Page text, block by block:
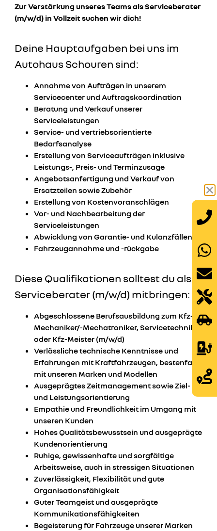
Zur Verstärkung unseres Teams als Serviceberater
(m/w/d) in Vollzeit suchen wir dich!
Deine Hauptaufgaben bei uns im
Autohaus Schouren sind:
Annahme von Aufträgen in unserem
Servicecenter und Auftragskoordination
Beratung und Verkauf unserer
Serviceleistungen
Service- und vertriebsorientierte
Bedarfsanalyse
Erstellung von Serviceaufträgen inklusive
Leistungs-, Preis- und Terminzusage
Angebotsanfertigung und Verkauf von
Ersatzteilen sowie Zubehör
Erstellung von Kostenvoranschlägen
Vor- und Nachbearbeitung der
Serviceleistungen
Abwicklung von Garantie- und Kulanzfällen
Fahrzeugannahme und -rückgabe
Diese Qualifikationen solltest du als
Serviceberater (m/w/d) mitbringen:
Abgeschlossene Berufsausbildung zum Kfz-
Mechaniker/-Mechatroniker, Servicetechniker
oder Kfz-Meister (m/w/d)
Verlässliche technische Kenntnisse und
Erfahrungen mit Kraftfahrzeugen, bestenfalls
mit unseren Marken und Modellen
Ausgeprägtes Zeitmanagement sowie Ziel-
und Leistungsorientierung
Empathie und Freundlichkeit im Umgang mit
unseren Kunden
Hohes Qualitätsbewusstsein und ausgeprägte
Kundenorientierung
Ruhige, gewissenhafte und sorgfältige
Arbeitsweise, auch in stressigen Situationen
Zuverlässigkeit, Flexibilität und gute
Organisationsfähigkeit
Guter Teamgeist und ausgeprägte
Kommunikationsfähigkeiten
Begeisterung für Fahrzeuge unserer Marken